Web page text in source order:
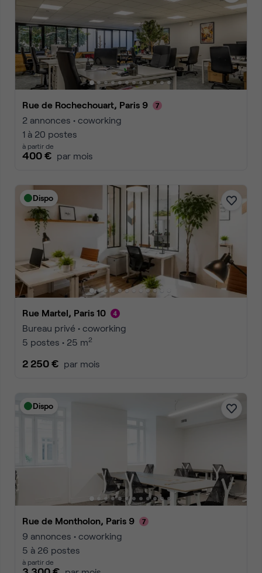
Rue de Rochechouart, Paris 9
2 annonces • coworking
1 à 20 postes
à partir de
400 € par mois
Dispo
Rue Martel, Paris 10
Bureau privé • coworking
5 postes • 25 m2
2 250 € par mois
Dispo
Rue de Montholon, Paris 9
9 annonces • coworking
5 à 26 postes
à partir de